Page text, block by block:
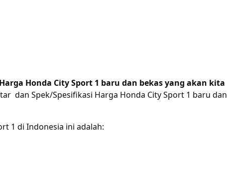
Honda City Sport 1 baru dan bekas yang akan kita
dan Spek/Spesifikasi Harga Honda City Sport 1 baru dan
1 di Indonesia ini adalah: